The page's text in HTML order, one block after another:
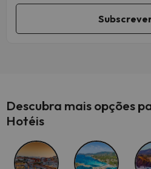
Descubra mais opções
Hotéis